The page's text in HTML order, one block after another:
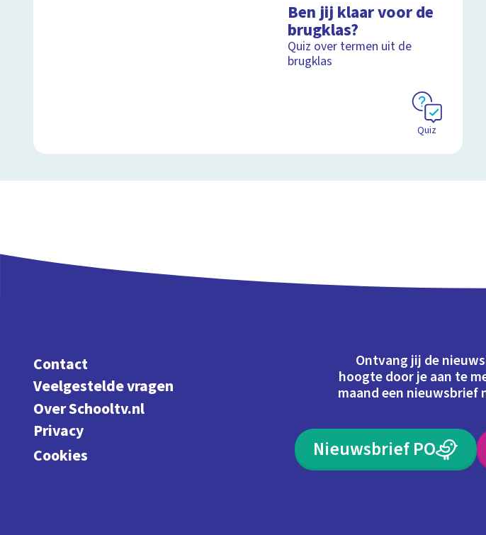
Ben jij klaar voor de
brugklas?
Quiz over termen uit de
brugklas
Quiz
Contact
Veelgestelde vragen
Over Schooltv.nl
Privacy
Cookies
Ontvang jij de
hoogte door je aan te
maand een nieuwsbrief
Nieuwsbrief PO